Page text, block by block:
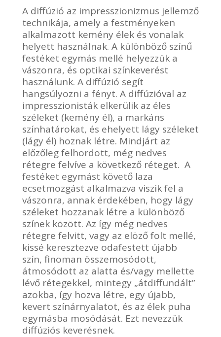
A diffúzió az impresszionizmus jellemző
technikája, amely a festményeken
alkalmazott kemény élek és vonalak
helyett használnak. A különböző színű
festéket egymás mellé helyezzük a
vászonra, és optikai színkeverést
használunk. A diffúzió segít
hangsúlyozni a fényt. A diffúzióval az
impresszionisták elkerülik az éles
széleket (kemény él), a markáns
színhatárokat, és ehelyett lágy széleket
(lágy él) hoznak létre. Mindjárt az
előzőleg felhordott, még nedves
rétegre felvíve a következő réteget. A
festéket egymást követő laza
ecsetmozgást alkalmazva viszik fel a
vászonra, annak érdekében, hogy lágy
széleket hozzanak létre a különböző
színek között. Az így még nedves
rétegre felvitt, vagy az elöző folt mellé,
kissé keresztezve odafestett újabb
szín, finoman összemosódott,
átmosódott az alatta és/vagy mellette
lévő rétegekkel, mintegy „átdiffundált”
azokba, így hozva létre, egy újabb,
kevert színárnyalatot, és az élek puha
egymásba mosódását. Ezt nevezzük
diffúziós keverésnek.